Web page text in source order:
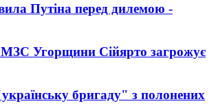
Путіна перед дилемою -
МЗС Угорщини Сійярто загрожує
бригаду" з полонених